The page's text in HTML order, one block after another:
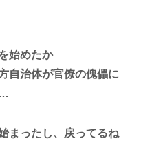
始めたか
自治体が官僚の傀儡に
…
まったし、戻ってるね